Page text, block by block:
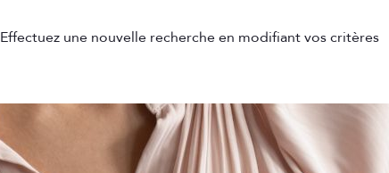
Effectuez une nouvelle recherche en modifiant vos critères